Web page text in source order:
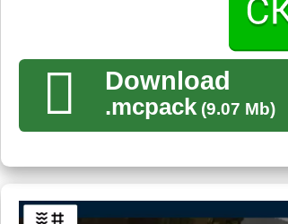
Битвы являются так же немаловажным
браткам, что игрок не имеет при себе
Два простых аргумента в лице
помогут крафтеру в любом споре.
но против опасных противников
Download
.mcpack(9.07 Mb)